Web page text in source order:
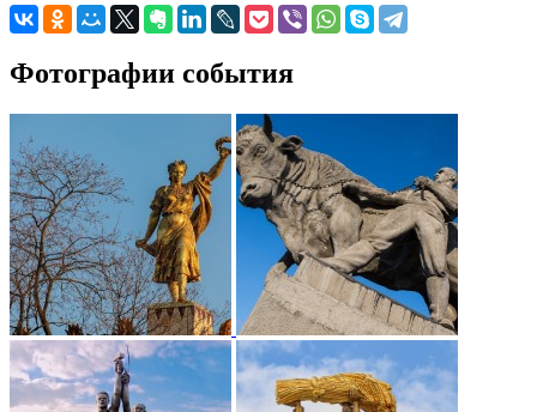
Фотографии события